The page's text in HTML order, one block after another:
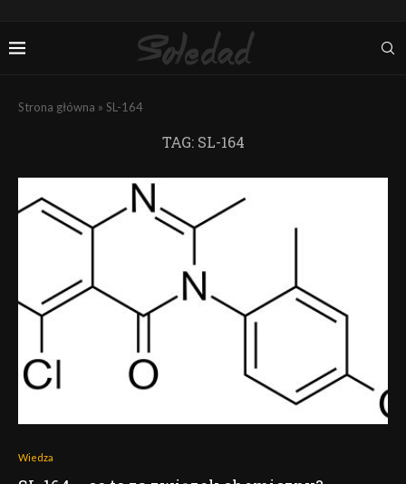
Strona główna » SL-164
TAG: SL-164
Wiedza